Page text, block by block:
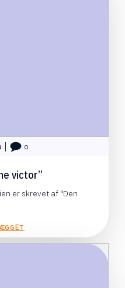
0
victor”
er skrevet af "Den